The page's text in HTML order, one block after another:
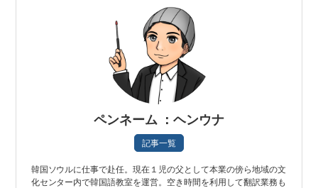
ペンネーム ：ヘンウナ
記事一覧
韓国ソウルに仕事で赴任。現在１児の父として本業の傍ら地域の文
化センター内で韓国語教室を運営。空き時間を利用して翻訳業務も